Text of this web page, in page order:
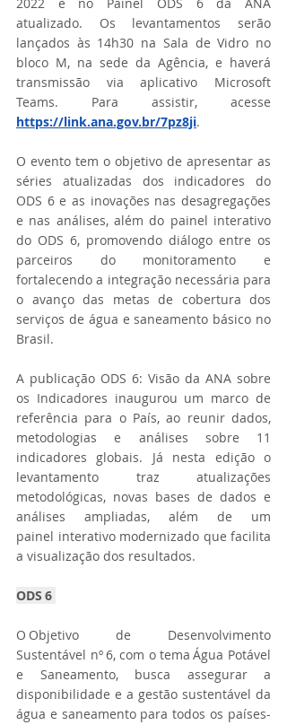
atualizado. Os levantamentos serão
lançados às 14h30 na Sala de Vidro no
bloco M, na sede da Agência, e haverá
transmissão via aplicativo Microsoft
https://link.ana.gov.br/7pz8ji.
O evento tem o objetivo de apresentar as
séries atualizadas dos indicadores do
ODS 6 e as inovações nas desagregações
e nas análises, além do painel interativo
do ODS 6, promovendo diálogo entre os
parceiros do monitoramento e
fortalecendo a integração necessária para
o avanço das metas de cobertura dos
serviços de água e saneamento básico no
Brasil.
A publicação ODS 6: Visão da ANA sobre
os Indicadores inaugurou um marco de
referência para o País, ao reunir dados,
metodologias e análises sobre 11
indicadores globais. Já nesta edição o
levantamento traz atualizações
metodológicas, novas bases de dados e
análises ampliadas, além de um
painel interativo modernizado que facilita
a visualização dos resultados.
ODS 6
O Objetivo de Desenvolvimento
Sustentável nº 6, com o tema Água Potável
e Saneamento, busca assegurar a
disponibilidade e a gestão sustentável da
água e saneamento para todos os países-